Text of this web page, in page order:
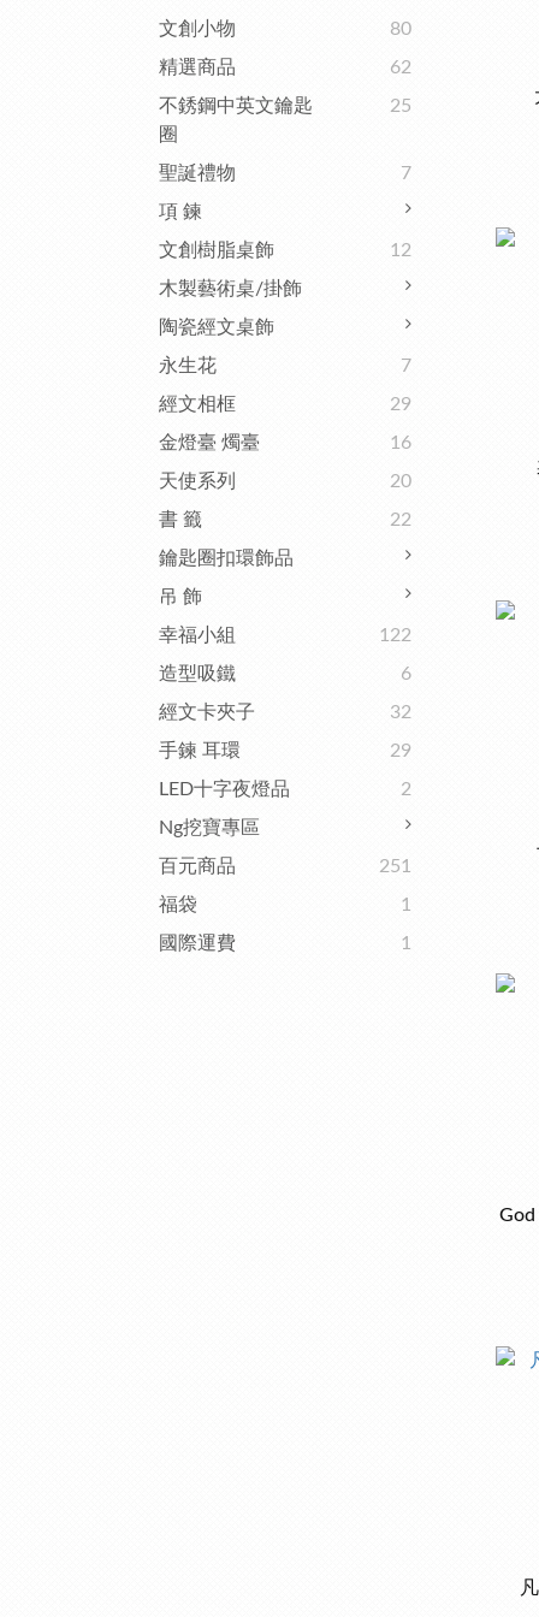
文創小物
80
精選商品
62
不銹鋼中英文鑰匙
圈
25
聖誕禮物
7
項 鍊
文創樹脂桌飾
12
木製藝術桌/掛飾
陶瓷經文桌飾
永生花
7
經文相框
29
金燈臺 燭臺
16
天使系列
20
書 籤
22
鑰匙圈扣環飾品
吊 飾
幸福小組
122
造型吸鐵
6
經文卡夾子
32
手鍊 耳環
29
LED十字夜燈品
2
Ng挖寶專區
百元商品
251
福袋
1
國際運費
1
God